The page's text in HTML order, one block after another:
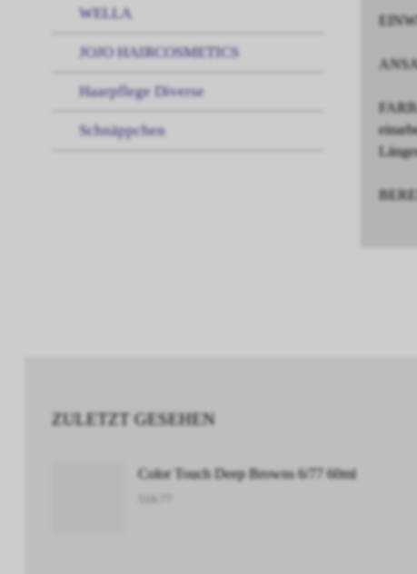
WELLA
JOJO HAIRCOSMETICS
Haarpflege Diverse
Schnäppchen
ZULETZT GESEHEN
Color Touch Deep Browns 6/77 60ml